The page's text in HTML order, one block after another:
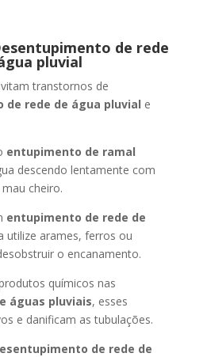
de rede
pluvial
transtornos de
de rede de água pluvial e
entupimento de ramal
descendo lentamente com
cheiro.
entupimento de rede de
utilize arames, ferros ou
o encanamento.
químicos nas
águas pluviais, esses
e danificam as tubulações.
de rede de